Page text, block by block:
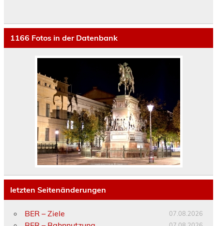
1166 Fotos in der Datenbank
letzten Seitenänderungen
BER – Ziele 07.08.2026